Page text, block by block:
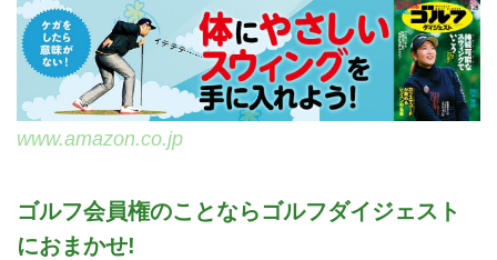
www.amazon.co.jp
ゴルフ会員権のことならゴルフダイジェスト
におまかせ!